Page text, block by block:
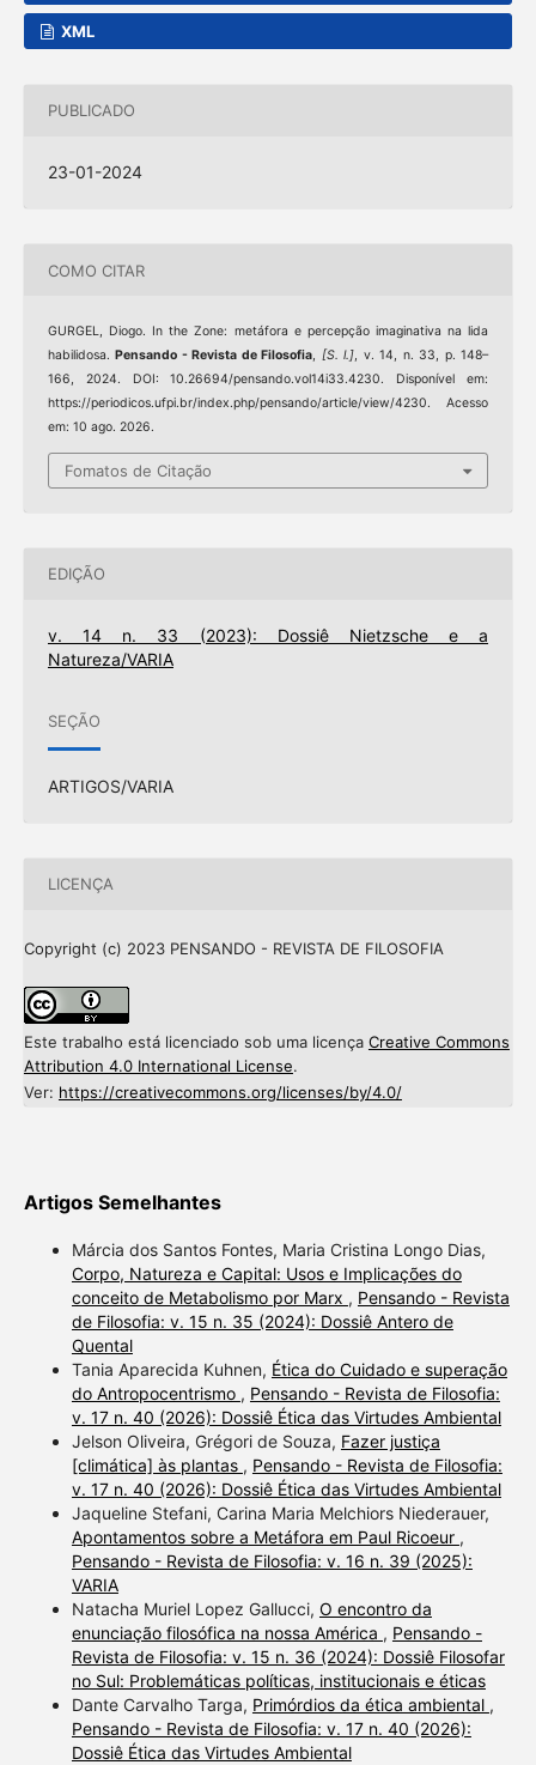
XML
PUBLICADO
23-01-2024
COMO CITAR
GURGEL, Diogo. In the Zone: metáfora e percepção imaginativa na lida
habilidosa.Pensando - Revista de Filosofia, [S. l.], v. 14, n. 33, p. 148–
166, 2024. DOI: 10.26694/pensando.vol14i33.4230. Disponível em:
https://periodicos.ufpi.br/index.php/pensando/article/view/4230. Acesso
em: 10 ago. 2026.
Fomatos de Citação
EDIÇÃO
v. 14 n. 33 (2023): Dossiê Nietzsche e a
Natureza/VARIA
SEÇÃO
ARTIGOS/VARIA
LICENÇA
Copyright (c) 2023 PENSANDO - REVISTA DE FILOSOFIA
Este trabalho está licenciado sob uma licença Creative Commons
Attribution 4.0 International License.
Ver: https://creativecommons.org/licenses/by/4.0/
Artigos Semelhantes
Márcia dos Santos Fontes, Maria Cristina Longo Dias,
Corpo, Natureza e Capital: Usos e Implicações do
conceito de Metabolismo por Marx , Pensando - Revista
de Filosofia: v. 15 n. 35 (2024): Dossiê Antero de
Quental
Tania Aparecida Kuhnen, Ética do Cuidado e superação
do Antropocentrismo , Pensando - Revista de Filosofia:
v. 17 n. 40 (2026): Dossiê Ética das Virtudes Ambiental
Jelson Oliveira, Grégori de Souza, Fazer justiça
[climática] às plantas , Pensando - Revista de Filosofia:
v. 17 n. 40 (2026): Dossiê Ética das Virtudes Ambiental
Jaqueline Stefani, Carina Maria Melchiors Niederauer,
Apontamentos sobre a Metáfora em Paul Ricoeur ,
Pensando - Revista de Filosofia: v. 16 n. 39 (2025):
VARIA
Natacha Muriel Lopez Gallucci, O encontro da
enunciação filosófica na nossa América , Pensando -
Revista de Filosofia: v. 15 n. 36 (2024): Dossiê Filosofar
no Sul: Problemáticas políticas, institucionais e éticas
Dante Carvalho Targa, Primórdios da ética ambiental ,
Pensando - Revista de Filosofia: v. 17 n. 40 (2026):
Dossiê Ética das Virtudes Ambiental